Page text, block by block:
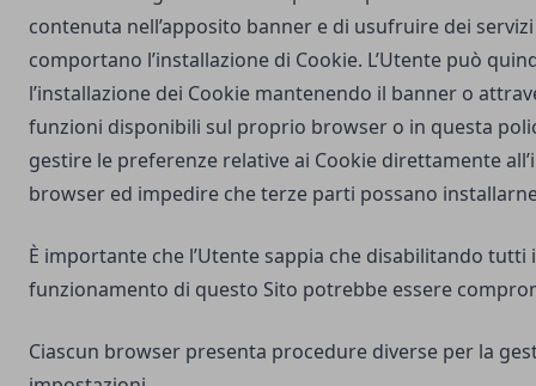
contenuta nell’apposito banner e di usufruire dei
comportano l’installazione di Cookie. L’Utente può
l’installazione dei Cookie mantenendo il banner o
funzioni disponibili sul proprio browser o in questa
gestire le preferenze relative ai Cookie direttamente
browser ed impedire che terze parti possano
È importante che l’Utente sappia che disabilitando tutti
funzionamento di questo Sito potrebbe essere
Ciascun browser presenta procedure diverse per la